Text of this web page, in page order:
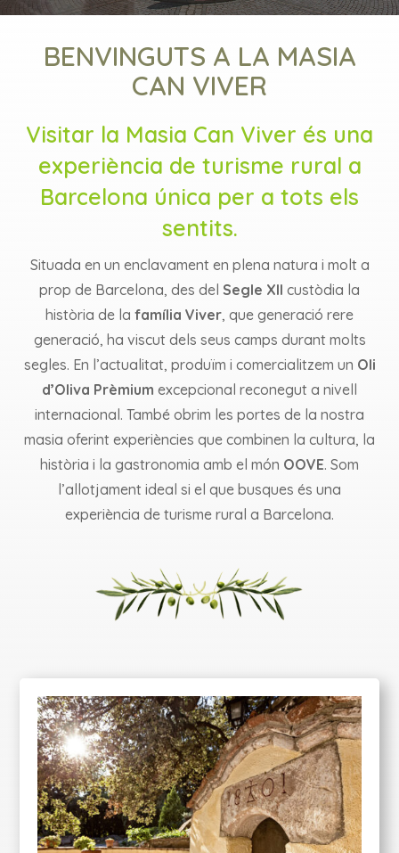
BENVINGUTS A LA MASIA
CAN VIVER
Visitar la Masia Can Viver és una
experiència de turisme rural a
Barcelona única per a tots els
sentits.
Situada en un enclavament en plena natura i molt a
prop de Barcelona, des del Segle XII custòdia la
història de la família Viver, que generació rere
generació, ha viscut dels seus camps durant molts
segles. En l’actualitat, produïm i comercialitzem un Oli
d’Oliva Prèmium excepcional reconegut a nivell
internacional. També obrim les portes de la nostra
masia oferint experiències que combinen la cultura, la
història i la gastronomia amb el món OOVE. Som
l’allotjament ideal si el que busques és una
experiència de turisme rural a Barcelona.